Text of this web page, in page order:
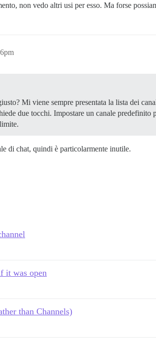
non vedo altri usi per esso. Ma forse
Mi viene sempre presentata la lista dei
due tocchi. Impostare un canale
di chat, quindi è particolarmente inutile.
it was open
than Channels)